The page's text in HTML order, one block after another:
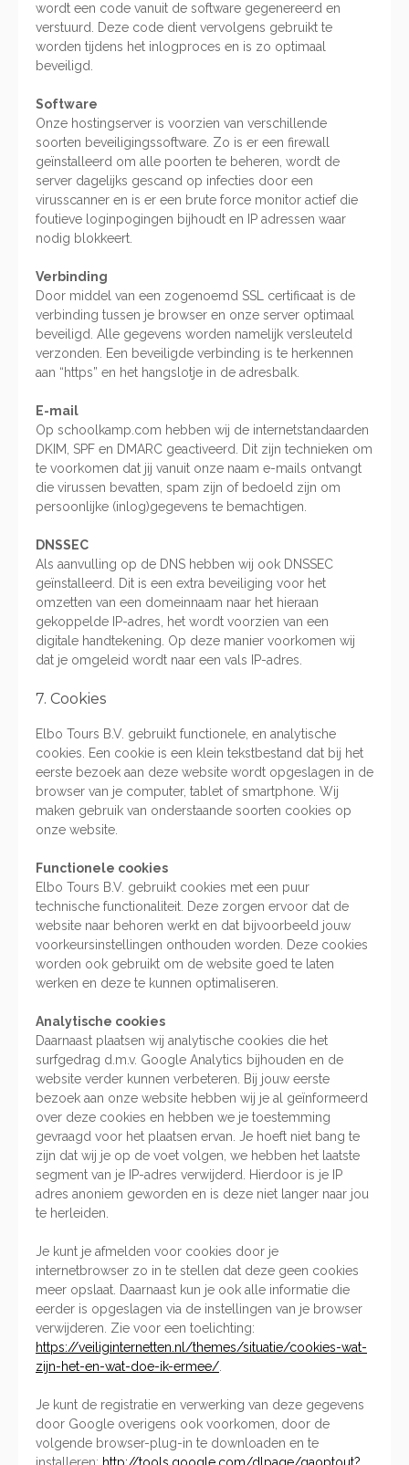
wordt een code vanuit de software gegenereerd en
verstuurd. Deze code dient vervolgens gebruikt te
worden tijdens het inlogproces en is zo optimaal
beveiligd.
Software
Onze hostingserver is voorzien van verschillende
soorten beveiligingssoftware. Zo is er een firewall
geïnstalleerd om alle poorten te beheren, wordt de
server dagelijks gescand op infecties door een
virusscanner en is er een brute force monitor actief die
foutieve loginpogingen bijhoudt en IP adressen waar
nodig blokkeert.
Verbinding
Door middel van een zogenoemd SSL certificaat is de
verbinding tussen je browser en onze server optimaal
beveiligd. Alle gegevens worden namelijk versleuteld
verzonden. Een beveiligde verbinding is te herkennen
aan “https” en het hangslotje in de adresbalk.
E-mail
Op schoolkamp.com hebben wij de internetstandaarden
DKIM, SPF en DMARC geactiveerd. Dit zijn technieken om
te voorkomen dat jij vanuit onze naam e-mails ontvangt
die virussen bevatten, spam zijn of bedoeld zijn om
persoonlijke (inlog)gegevens te bemachtigen.
DNSSEC
Als aanvulling op de DNS hebben wij ook DNSSEC
geïnstalleerd. Dit is een extra beveiliging voor het
omzetten van een domeinnaam naar het hieraan
gekoppelde IP-adres, het wordt voorzien van een
digitale handtekening. Op deze manier voorkomen wij
dat je omgeleid wordt naar een vals IP-adres.
7. Cookies
Elbo Tours B.V. gebruikt functionele, en analytische
cookies. Een cookie is een klein tekstbestand dat bij het
eerste bezoek aan deze website wordt opgeslagen in de
browser van je computer, tablet of smartphone. Wij
maken gebruik van onderstaande soorten cookies op
onze website.
Functionele cookies
Elbo Tours B.V. gebruikt cookies met een puur
technische functionaliteit. Deze zorgen ervoor dat de
website naar behoren werkt en dat bijvoorbeeld jouw
voorkeursinstellingen onthouden worden. Deze cookies
worden ook gebruikt om de website goed te laten
werken en deze te kunnen optimaliseren.
Analytische cookies
Daarnaast plaatsen wij analytische cookies die het
surfgedrag d.m.v. Google Analytics bijhouden en de
website verder kunnen verbeteren. Bij jouw eerste
bezoek aan onze website hebben wij je al geïnformeerd
over deze cookies en hebben we je toestemming
gevraagd voor het plaatsen ervan. Je hoeft niet bang te
zijn dat wij je op de voet volgen, we hebben het laatste
segment van je IP-adres verwijderd. Hierdoor is je IP
adres anoniem geworden en is deze niet langer naar jou
te herleiden.
Je kunt je afmelden voor cookies door je
internetbrowser zo in te stellen dat deze geen cookies
meer opslaat. Daarnaast kun je ook alle informatie die
eerder is opgeslagen via de instellingen van je browser
verwijderen. Zie voor een toelichting:
https://veiliginternetten.nl/themes/situatie/cookies-wat-
zijn-het-en-wat-doe-ik-ermee/
Je kunt de registratie en verwerking van deze gegevens
door Google overigens ook voorkomen, door de
volgende browser-plug-in te downloaden en te